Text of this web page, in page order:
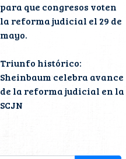
para que congresos voten
la reforma judicial el 29 de
mayo.
Triunfo histórico:
Sheinbaum celebra avance
de la reforma judicial en la
SCJN